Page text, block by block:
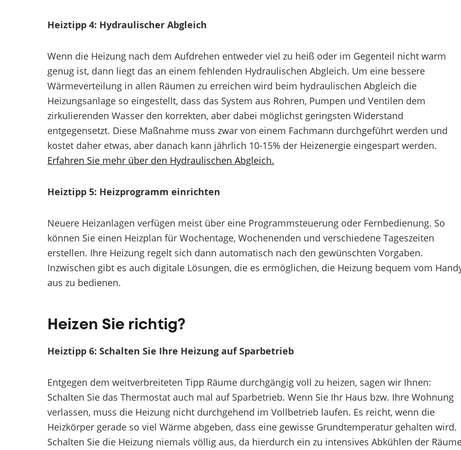
Heiztipp 4: Hydraulischer Abgleich
Wenn die Heizung nach dem Aufdrehen entweder viel zu heiß oder im Gegenteil nicht warm
genug ist, dann liegt das an einem fehlenden Hydraulischen Abgleich. Um eine bessere
Wärmeverteilung in allen Räumen zu erreichen wird beim hydraulischen Abgleich die
Heizungsanlage so eingestellt, dass das System aus Rohren, Pumpen und Ventilen dem
zirkulierenden Wasser den korrekten, aber dabei möglichst geringsten Widerstand
entgegensetzt. Diese Maßnahme muss zwar von einem Fachmann durchgeführt werden und
kostet daher etwas, aber danach kann jährlich 10-15% der Heizenergie eingespart werden.
Erfahren Sie mehr über den Hydraulischen Abgleich.
Heiztipp 5: Heizprogramm einrichten
Neuere Heizanlagen verfügen meist über eine Programmsteuerung oder Fernbedienung. So
können Sie einen Heizplan für Wochentage, Wochenenden und verschiedene Tageszeiten
erstellen. Ihre Heizung regelt sich dann automatisch nach den gewünschten Vorgaben.
Inzwischen gibt es auch digitale Lösungen, die es ermöglichen, die Heizung bequem vom
aus zu bedienen.
Heizen Sie richtig?
Heiztipp 6: Schalten Sie Ihre Heizung auf Sparbetrieb
Entgegen dem weitverbreiteten Tipp Räume durchgängig voll zu heizen, sagen wir Ihnen:
Schalten Sie das Thermostat auch mal auf Sparbetrieb. Wenn Sie Ihr Haus bzw. Ihre Wohnung
verlassen, muss die Heizung nicht durchgehend im Vollbetrieb laufen. Es reicht, wenn die
Heizkörper gerade so viel Wärme abgeben, dass eine gewisse Grundtemperatur gehalten wird.
Schalten Sie die Heizung niemals völlig aus, da hierdurch ein zu intensives Abkühlen der